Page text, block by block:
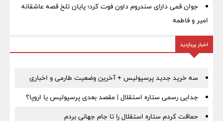
جوان قمی دارای سندروم داون فوت کرد؛ پایان تلخ قصه عاشقانه
امیر و فاطمه
اخبار پربازدید
سه خرید جدید پرسپولیس + آخرین وضعیت طارمی و اخباری
جدایی رسمی ستاره استقلال | مقصد بعدی پرسپولیس یا اروپا؟
حماقت کردم ستاره استقلال را تا جام جهانی بردم